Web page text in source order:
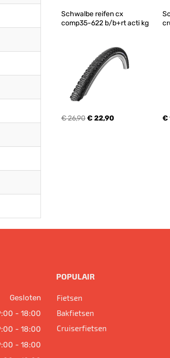
Schwalbe reifen cx
comp35-622 b/b+rt acti kg
€ 26,90€ 22,90 €
Gesloten
- 18:00
- 18:00
- 18:00
POPULAIR
Fietsen
Bakfietsen
Cruiserfietsen